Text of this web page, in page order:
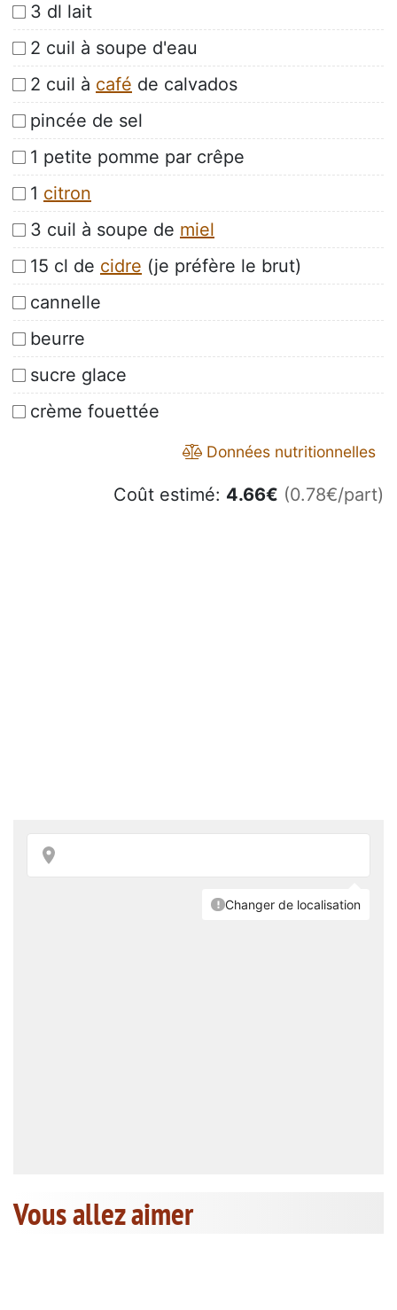
3 dl lait
2 cuil à soupe d'eau
2 cuil à café de calvados
pincée de sel
1 petite pomme par crêpe
1 citron
3 cuil à soupe de miel
15 cl de cidre (je préfère le brut)
cannelle
beurre
sucre glace
crème fouettée
Données nutritionnelles
Coût estimé: 4.66€ (0.78€/part)
Vous allez aimer